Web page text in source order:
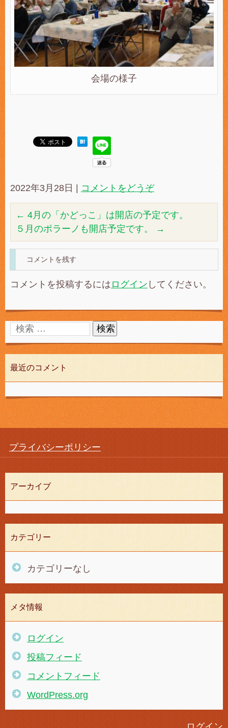
会場の様子
2022年3月28日 | コメントをどうぞ
← 4月の「かどっこ」は開店の予定です。
５月のポラーノも開店予定です。
→
コメントを残す
コメントを投稿するには ログイン してください。
最近のコメント
プライバシーポリシー
アーカイブ
カテゴリー
カテゴリーなし
メタ情報
ログイン
投稿フィード
コメントフィード
WordPress.org